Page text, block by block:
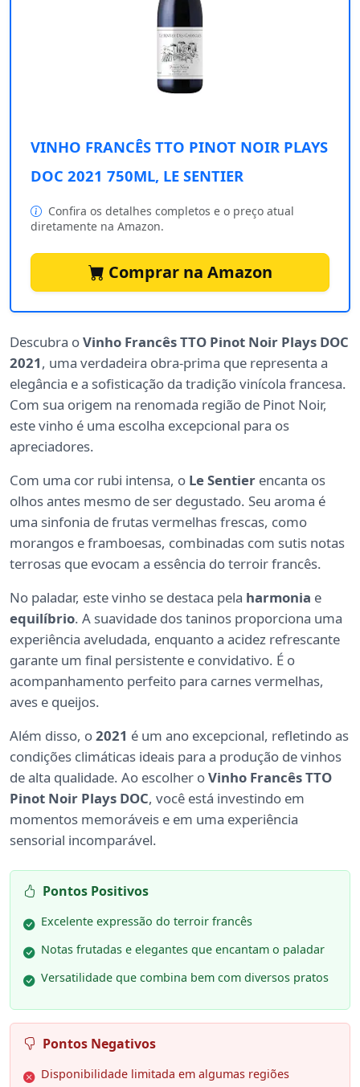
VINHO FRANCÊS TTO PINOT NOIR PLAYS
DOC 2021 750ML, LE SENTIER
Confira os detalhes completos e o preço atual
diretamente na Amazon.
Comprar na Amazon
Descubra oVinho Francês TTO Pinot Noir Plays DOC
2021, uma verdadeira obra-prima que representa a
elegância e a sofisticação da tradição vinícola francesa.
Com sua origem na renomada região de Pinot Noir,
este vinho é uma escolha excepcional para os
apreciadores.
Com uma cor rubi intensa, o Le Sentier encanta os
olhos antes mesmo de ser degustado. Seu aroma é
uma sinfonia de frutas vermelhas frescas, como
morangos e framboesas, combinadas com sutis notas
terrosas que evocam a essência do terroir francês.
No paladar, este vinho se destaca pela harmonia e
equilíbrio. A suavidade dos taninos proporciona uma
experiência aveludada, enquanto a acidez refrescante
garante um final persistente e convidativo. É o
acompanhamento perfeito para carnes vermelhas,
aves e queijos.
Além disso, o2021 é um ano excepcional, refletindo as
condições climáticas ideais para a produção de vinhos
de alta qualidade. Ao escolher oVinho Francês TTO
Pinot Noir Plays DOC, você está investindo em
momentos memoráveis e em uma experiência
sensorial incomparável.
Pontos Positivos
Excelente expressão do terroir francês
Notas frutadas e elegantes que encantam o paladar
Versatilidade que combina bem com diversos pratos
Pontos Negativos
Disponibilidade limitada em algumas regiões